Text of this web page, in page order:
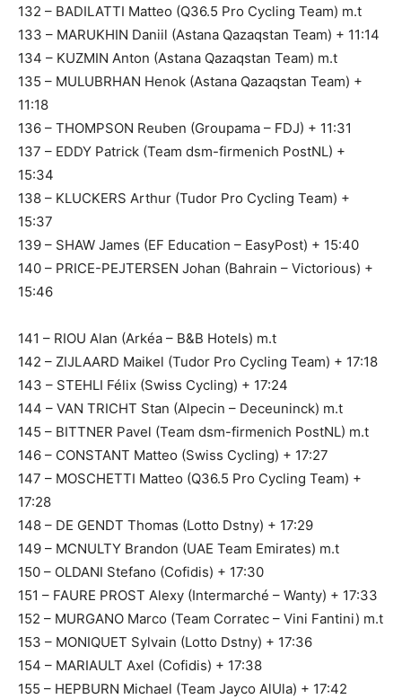
132 – BADILATTI Matteo (Q36.5 Pro Cycling Team) m.t
133 – MARUKHIN Daniil (Astana Qazaqstan Team) + 11:14
134 – KUZMIN Anton (Astana Qazaqstan Team) m.t
135 – MULUBRHAN Henok (Astana Qazaqstan Team) +
11:18
136 – THOMPSON Reuben (Groupama – FDJ) + 11:31
137 – EDDY Patrick (Team dsm-firmenich PostNL) +
15:34
138 – KLUCKERS Arthur (Tudor Pro Cycling Team) +
15:37
139 – SHAW James (EF Education – EasyPost) + 15:40
140 – PRICE-PEJTERSEN Johan (Bahrain – Victorious) +
15:46
141 – RIOU Alan (Arkéa – B&B Hotels) m.t
142 – ZIJLAARD Maikel (Tudor Pro Cycling Team) + 17:18
143 – STEHLI Félix (Swiss Cycling) + 17:24
144 – VAN TRICHT Stan (Alpecin – Deceuninck) m.t
145 – BITTNER Pavel (Team dsm-firmenich PostNL) m.t
146 – CONSTANT Matteo (Swiss Cycling) + 17:27
147 – MOSCHETTI Matteo (Q36.5 Pro Cycling Team) +
17:28
148 – DE GENDT Thomas (Lotto Dstny) + 17:29
149 – MCNULTY Brandon (UAE Team Emirates) m.t
150 – OLDANI Stefano (Cofidis) + 17:30
151 – FAURE PROST Alexy (Intermarché – Wanty) + 17:33
152 – MURGANO Marco (Team Corratec – Vini Fantini) m.t
153 – MONIQUET Sylvain (Lotto Dstny) + 17:36
154 – MARIAULT Axel (Cofidis) + 17:38
155 – HEPBURN Michael (Team Jayco AlUla) + 17:42